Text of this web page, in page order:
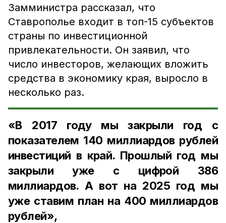
Замминистра рассказал, что
Ставрополье входит в топ-15 субъектов
страны по инвестиционной
привлекательности. Он заявил, что
число инвесторов, желающих вложить
средства в экономику края, выросло в
несколько раз.
«В 2017 году мы закрыли год с
показателем 140 миллиардов рублей
инвестиций в край. Прошлый год мы
закрыли уже с цифрой 386
миллиардов. А вот на 2025 год мы
уже ставим план на 400 миллиардов
рублей»,